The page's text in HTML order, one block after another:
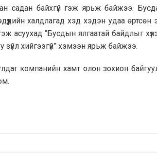
садан байхгүй гэж ярьж байжээ.
халдлагад хэд хэдэн удаа өртсөн
асуухад “Бусдын ялгаатай байдлыг
хийгээгүй” хэмээн ярьж байжээ.
компанийн хамт олон зохион